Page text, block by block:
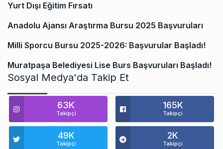
Yurt Dışı Eğitim Fırsatı
Anadolu Ajansı Araştırma Bursu 2025 Başvuruları
Milli Sporcu Bursu 2025-2026: Başvurular Başladı!
Muratpaşa Belediyesi Lise Burs Başvuruları Başladı!
Sosyal Medya'da Takip Et
63K
Takipçi
165K
Takipçi
49K
Takipçi
2K
Takipçi